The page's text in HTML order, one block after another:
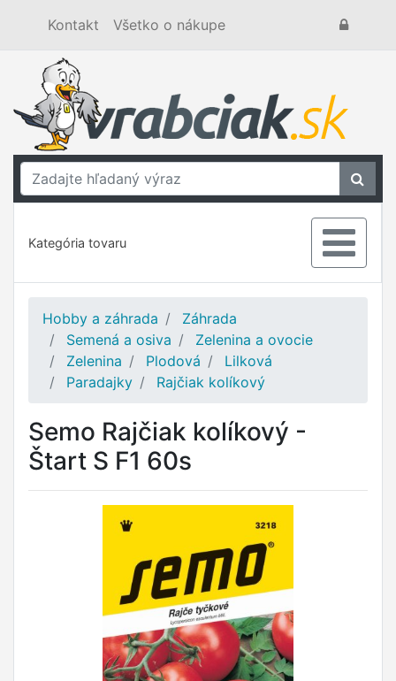
Kontakt Všetko o nákupe
Kategória tovaru
Hobby a záhrada
Záhrada
Semená a osiva
Zelenina a ovocie
Zelenina
Plodová
Lilková
Paradajky
Rajčiak kolíkový
Semo Rajčiak kolíkový -
Štart S F1 60s